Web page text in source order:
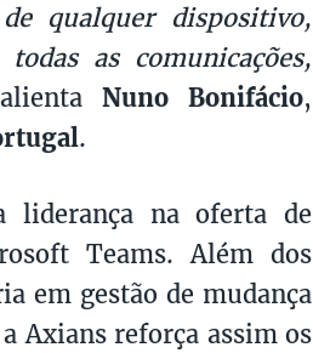
qualquer dispositivo,
as comunicações,
Nuno Bonifácio,
.
liderança na oferta de
Teams. Além dos
em gestão de mudança
Axians reforça assim os